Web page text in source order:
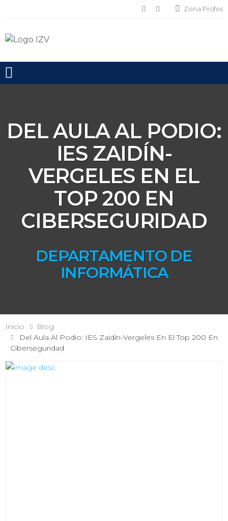
Zona Profes
Toggle mobile menu
DEL AULA AL PODIO:
IES ZAIDÍN-
VERGELES EN EL
TOP 200 EN
CIBERSEGURIDAD
DEPARTAMENTO DE
INFORMÁTICA
Inicio
Blog
Del Aula Al Podio: IES Zaidín-Vergeles En El Top 200 En
Ciberseguridad